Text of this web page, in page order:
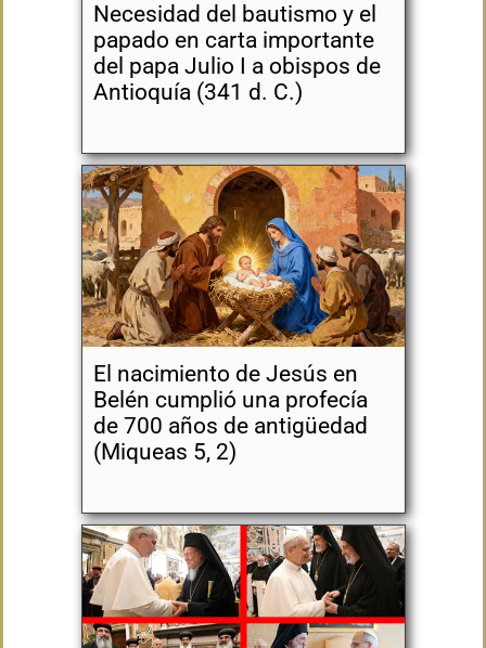
Necesidad del bautismo y el
papado en carta importante
del papa Julio I a obispos de
Antioquía (341 d. C.)
El nacimiento de Jesús en
Belén cumplió una profecía
de 700 años de antigüedad
(Miqueas 5, 2)